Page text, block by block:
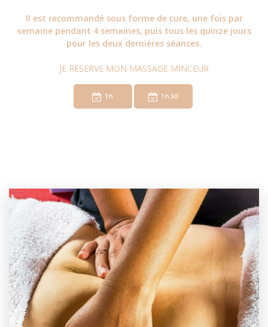
Il est recommandé sous forme de cure, une fois par
semaine pendant 4 semaines, puis tous les quinze jours
pour les deux dernières séances.
JE RESERVE MON MASSAGE MINCEUR
1h 1h30